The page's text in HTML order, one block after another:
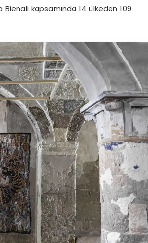
Bienali kapsamında 14 ülkeden 109